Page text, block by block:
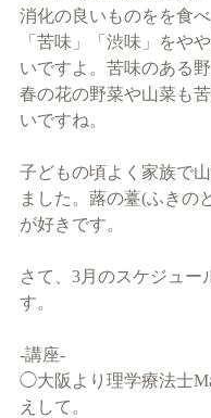
消化の良いものをを食べ
「苦味」「渋味」をや
いですよ。苦味のある野
春の花の野菜や山菜も
いですね。
子どもの頃よく家族で
ました。蕗の薹(ふきの
が好きです。
さて、3月のスケジュー
す。
-講座-
◯大阪より理学療法士
えして。